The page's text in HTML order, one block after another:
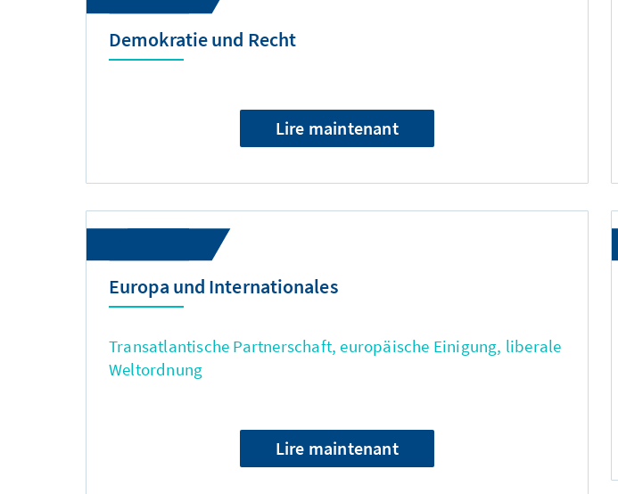
Demokratie und Recht
Lire maintenant
Europa und Internationales
Transatlantische Partnerschaft, europäische Einigung, liberale
Weltordnung
Lire maintenant